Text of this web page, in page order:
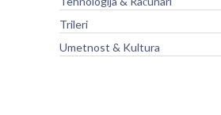
Trileri
Umetnost & Kultura